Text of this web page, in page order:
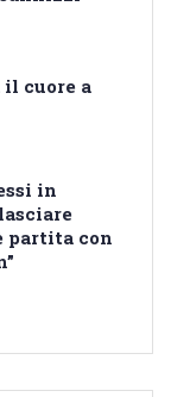
il cuore a
in
partita con